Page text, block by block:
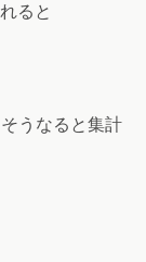
ると
うなると集計